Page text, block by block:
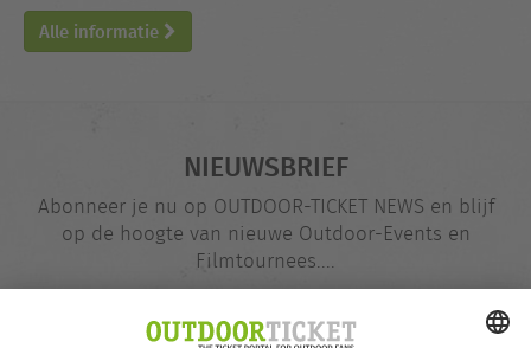
Alle informatie
NIEUWSBRIEF
Abonneer je nu op OUTDOOR-TICKET NEWS en blijf
op de hoogte van nieuwe Outdoor-Events en
Filmtournees....
mailadres